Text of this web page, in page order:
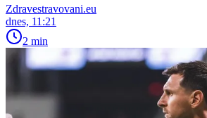
Zdravestravovani.eu
dnes, 11:21
2 min